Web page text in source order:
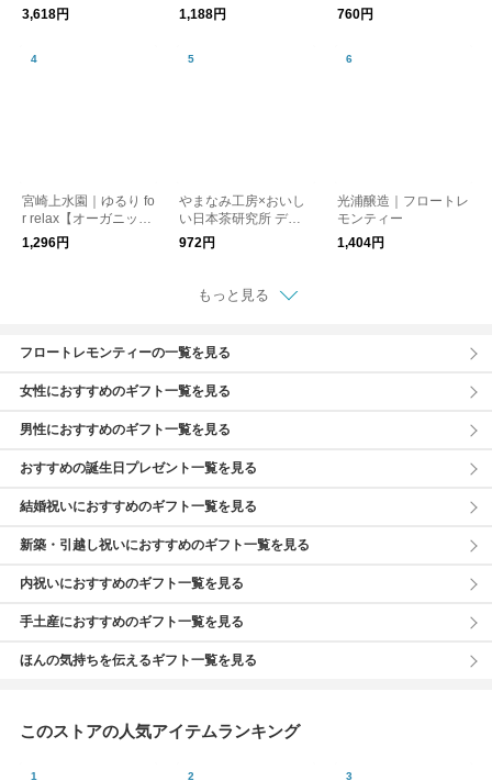
（7種セット）
3,618円
られた ケニア山の紅
茶 コロコロ茶葉 200g
1,188円
oint
760円
宮崎上水園｜ゆるり fo
r relax【オーガニック
ハーブティー】
1,296円
やまなみ工房×おいし
い日本茶研究所 デザ
イン茶缶入り ティー
バッグ / プチギフト プ
972円
光浦醸造｜フロートレ
モンティー
1,404円
もっと見る
フロートレモンティーの一覧を見る
女性におすすめのギフト一覧を見る
男性におすすめのギフト一覧を見る
おすすめの誕生日プレゼント一覧を見る
結婚祝いにおすすめのギフト一覧を見る
新築・引越し祝いにおすすめのギフト一覧を見る
内祝いにおすすめのギフト一覧を見る
手土産におすすめのギフト一覧を見る
ほんの気持ちを伝えるギフト一覧を見る
このストアの人気アイテムランキング